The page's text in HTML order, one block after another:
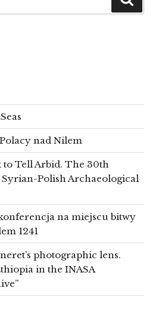
nad Nilem
to Tell Arbid. The 30th
Polish Archaeological
na miejscu bitwy
1241
photographic lens.
in the INASA